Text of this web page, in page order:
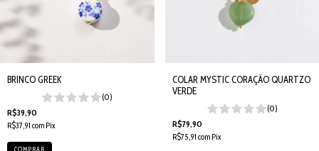
BRINCO GREEK
(0)
R$39,90
R$37,91 com Pix
COLAR MYSTIC CORAÇÃO QUARTZO
VERDE
(0)
R$79,90
R$75,91 com Pix